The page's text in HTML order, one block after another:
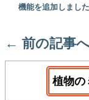
機能を追加しました
← 前の記事
植物の